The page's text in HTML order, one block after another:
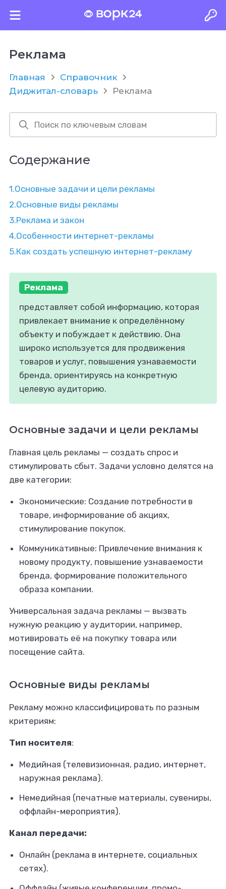
Реклама
Главная
Справочник
Диджитал-словарь
Реклама
Содержание
1.Основные задачи и цели рекламы
2.Основные виды рекламы
3.Реклама и закон
4.Особенности интернет-рекламы
5.Как создать успешную интернет-рекламу
Реклама
представляет собой информацию, которая
привлекает внимание к определённому
объекту и побуждает к действию. Она
широко используется для продвижения
товаров и услуг, повышения узнаваемости
бренда, ориентируясь на конкретную
целевую аудиторию.
Основные задачи и цели рекламы
Главная цель рекламы — создать спрос и
стимулировать сбыт. Задачи условно делятся на
две категории:
Экономические: Создание потребности в
товаре, информирование об акциях,
стимулирование покупок.
Коммуникативные: Привлечение внимания к
новому продукту, повышение узнаваемости
бренда, формирование положительного
образа компании.
Универсальная задача рекламы — вызвать
нужную реакцию у аудитории, например,
мотивировать её на покупку товара или
посещение сайта.
Основные виды рекламы
Рекламу можно классифицировать по разным
критериям:
Тип носителя:
Медийная (телевизионная, радио, интернет,
наружная реклама).
Немедийная (печатные материалы, сувениры,
оффлайн-мероприятия).
Канал передачи:
Онлайн (реклама в интернете, социальных
сетях).